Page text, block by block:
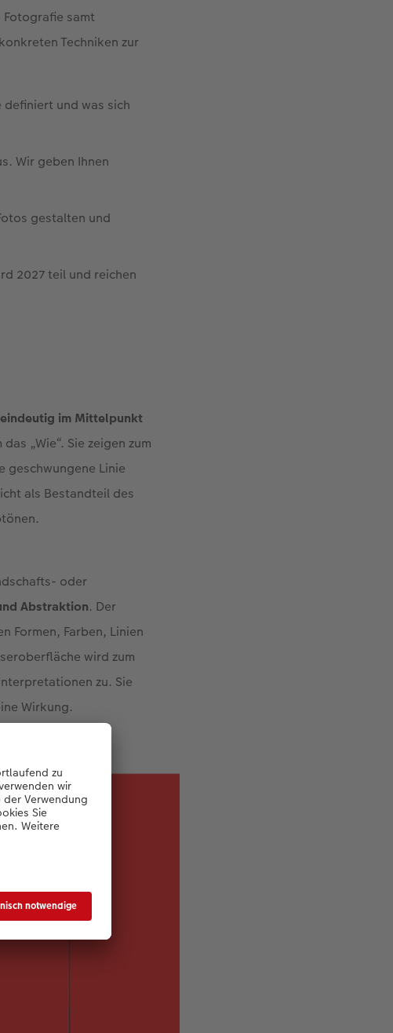
samt
Techniken zur
und was sich
Wir geben Ihnen
gestalten und
2027 teil und reichen
im Mittelpunkt
„Wie“. Sie zeigen zum
geschwungene Linie
als Bestandteil des
oder
Abstraktion. Der
Formen, Farben, Linien
wird zum
zu. Sie
Wirkung.